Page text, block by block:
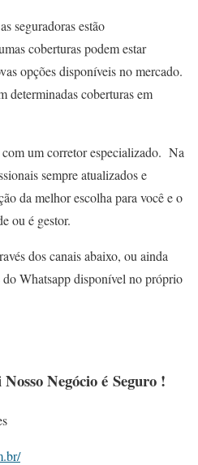
seguradoras estão
coberturas podem estar
opções disponíveis no mercado.
determinadas coberturas em
com um corretor especializado. Na
sempre atualizados e
da melhor escolha para você e o
ou é gestor.
dos canais abaixo, ou ainda
Whatsapp disponível no próprio
Negócio é Seguro !